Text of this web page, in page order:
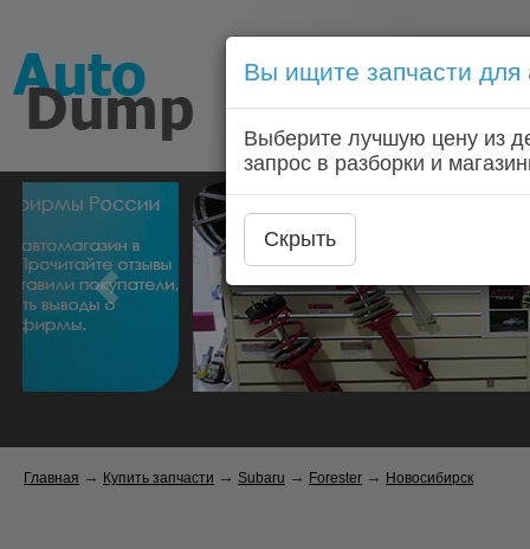
Голосовой запрос
Главная
Главная → Купить запчасти → Subaru → Forester → Новосибирск
Вы ищите запчасти для
Выберите лучшую цену из
запрос в разборки и
Скрыть